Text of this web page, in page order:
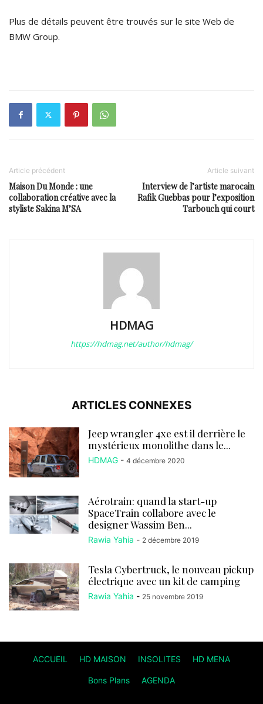
Plus de détails peuvent être trouvés sur le site Web de
BMW Group.
Article précédent
Maison Du Monde : une
collaboration créative avec la
styliste Sakina M’SA
Article suivant
Interview de l’artiste marocain
Rafik Guebbas pour l’exposition
Tarbouch qui court
HDMAG
https://hdmag.net/author/hdmag/
ARTICLES CONNEXES
Jeep wrangler 4xe est il derrière le
mystérieux monolithe dans le...
HDMAG - 4 décembre 2020
Aérotrain: quand la start-up
SpaceTrain collabore avec le
designer Wassim Ben...
Rawia Yahia - 2 décembre 2019
Tesla Cybertruck, le nouveau pickup
électrique avec un kit de camping
Rawia Yahia - 25 novembre 2019
ACCUEIL HD MAISON INSOLITES HD MENA
Bons Plans AGENDA